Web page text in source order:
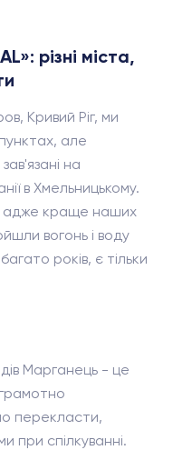
різні міста,
Кривий Ріг, ми
але
на
в Хмельницькому.
адже краще наших
вогонь і воду
років, є тільки
Марганець - це
перекласти,
при спілкуванні.